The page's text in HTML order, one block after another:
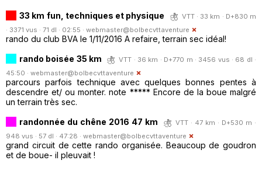
33 km fun, techniques et physique
VTT · 33 km · D+830 m
· 3371 vus · 71 dl · 02:55 · webmaster@bolbecvttaventure
rando du club BVA le 1/11/2016 A refaire, terrain sec idéal!
rando boisée 35 km
VTT · 36 km · D+770 m · 3456 vus · 68 dl ·
45:50 · webmaster@bolbecvttaventure
parcours parfois technique avec quelques bonnes pentes à
descendre et/ ou monter. note ***** Encore de la boue malgré
un terrain très sec.
randonnée du chêne 2016 47 km
VTT · 47 km · D+530 m ·
948 vus · 57 dl · 47:28 · webmaster@bolbecvttaventure
grand circuit de cette rando organisée. Beaucoup de goudron
et de boue- il pleuvait !